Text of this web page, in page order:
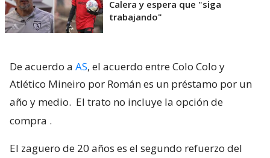
Calera y espera que "siga
trabajando"
De acuerdo a AS, el acuerdo entre Colo Colo y
Atlético Mineiro por Román es un préstamo por un
año y medio. El trato no incluye la opción de
compra .
El zaguero de 20 años es el segundo refuerzo del